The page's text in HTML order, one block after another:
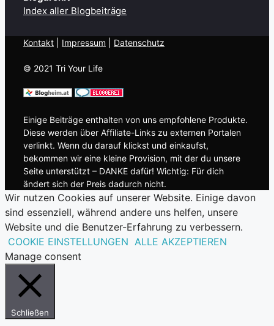
Index aller Blogbeiträge
Kontakt Impressum Datenschutz
© 2021 Tri Your Life
Einige Beiträge enthalten von uns empfohlene Produkte.
Diese werden über Affiliate-Links zu externen Portalen
verlinkt. Wenn du darauf klickst und einkaufst,
bekommen wir eine kleine Provision, mit der du unsere
Seite unterstützt – DANKE dafür! Wichtig: Für dich
ändert sich der Preis dadurch nicht.
Wir nutzen Cookies auf unserer Website. Einige davon
sind essenziell, während andere uns helfen, unsere
Website und die Benutzer-Erfahrung zu verbessern.
COOKIE EINSTELLUNGEN ALLE AKZEPTIEREN
Manage consent
Schließen